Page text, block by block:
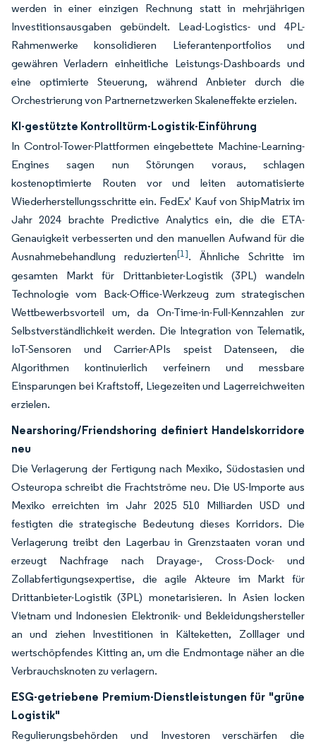
werden in einer einzigen Rechnung statt in mehrjährigen
Investitionsausgaben gebündelt. Lead-Logistics- und 4PL-
Rahmenwerke konsolidieren Lieferantenportfolios und
gewähren Verladern einheitliche Leistungs-Dashboards und
eine optimierte Steuerung, während Anbieter durch die
Orchestrierung von Partnernetzwerken Skaleneffekte erzielen.
KI-gestützte Kontrolltürm-Logistik-Einführung
In Control-Tower-Plattformen eingebettete Machine-Learning-
Engines sagen nun Störungen voraus, schlagen
kostenoptimierte Routen vor und leiten automatisierte
Wiederherstellungsschritte ein. FedEx' Kauf von ShipMatrix im
Jahr 2024 brachte Predictive Analytics ein, die die ETA-
Genauigkeit verbesserten und den manuellen Aufwand für die
Ausnahmebehandlung reduzierten[1]. Ähnliche Schritte im
gesamten Markt für Drittanbieter-Logistik (3PL) wandeln
Technologie vom Back-Office-Werkzeug zum strategischen
Wettbewerbsvorteil um, da On-Time-in-Full-Kennzahlen zur
Selbstverständlichkeit werden. Die Integration von Telematik,
IoT-Sensoren und Carrier-APIs speist Datenseen, die
Algorithmen kontinuierlich verfeinern und messbare
Einsparungen bei Kraftstoff, Liegezeiten und Lagerreichweiten
erzielen.
Nearshoring/Friendshoring definiert Handelskorridore
neu
Die Verlagerung der Fertigung nach Mexiko, Südostasien und
Osteuropa schreibt die Frachtströme neu. Die US-Importe aus
Mexiko erreichten im Jahr 2025 510 Milliarden USD und
festigten die strategische Bedeutung dieses Korridors. Die
Verlagerung treibt den Lagerbau in Grenzstaaten voran und
erzeugt Nachfrage nach Drayage-, Cross-Dock- und
Zollabfertigungsexpertise, die agile Akteure im Markt für
Drittanbieter-Logistik (3PL) monetarisieren. In Asien locken
Vietnam und Indonesien Elektronik- und Bekleidungshersteller
an und ziehen Investitionen in Kälteketten, Zolllager und
wertschöpfendes Kitting an, um die Endmontage näher an die
Verbrauchsknoten zu verlagern.
ESG-getriebene Premium-Dienstleistungen für "grüne
Logistik"
Regulierungsbehörden und Investoren verschärfen die